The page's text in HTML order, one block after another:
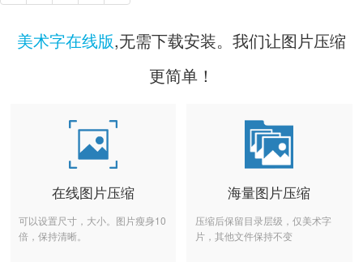
美术字在线版,无需下载安装。我们让图片压缩
更简单！
在线图片压缩
可以设置尺寸，大小。图片瘦身10
倍，保持清晰。
海量图片压缩
压缩后保留目录层级，仅美术字
片，其他文件保持不变